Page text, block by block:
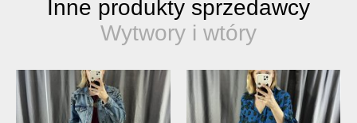
Inne produkty sprzedawcy
Wytwory i wtóry